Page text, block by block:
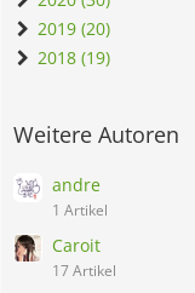
2019 (20)
2018 (19)
Weitere Autoren
andre
1 Artikel
Caroit
17 Artikel